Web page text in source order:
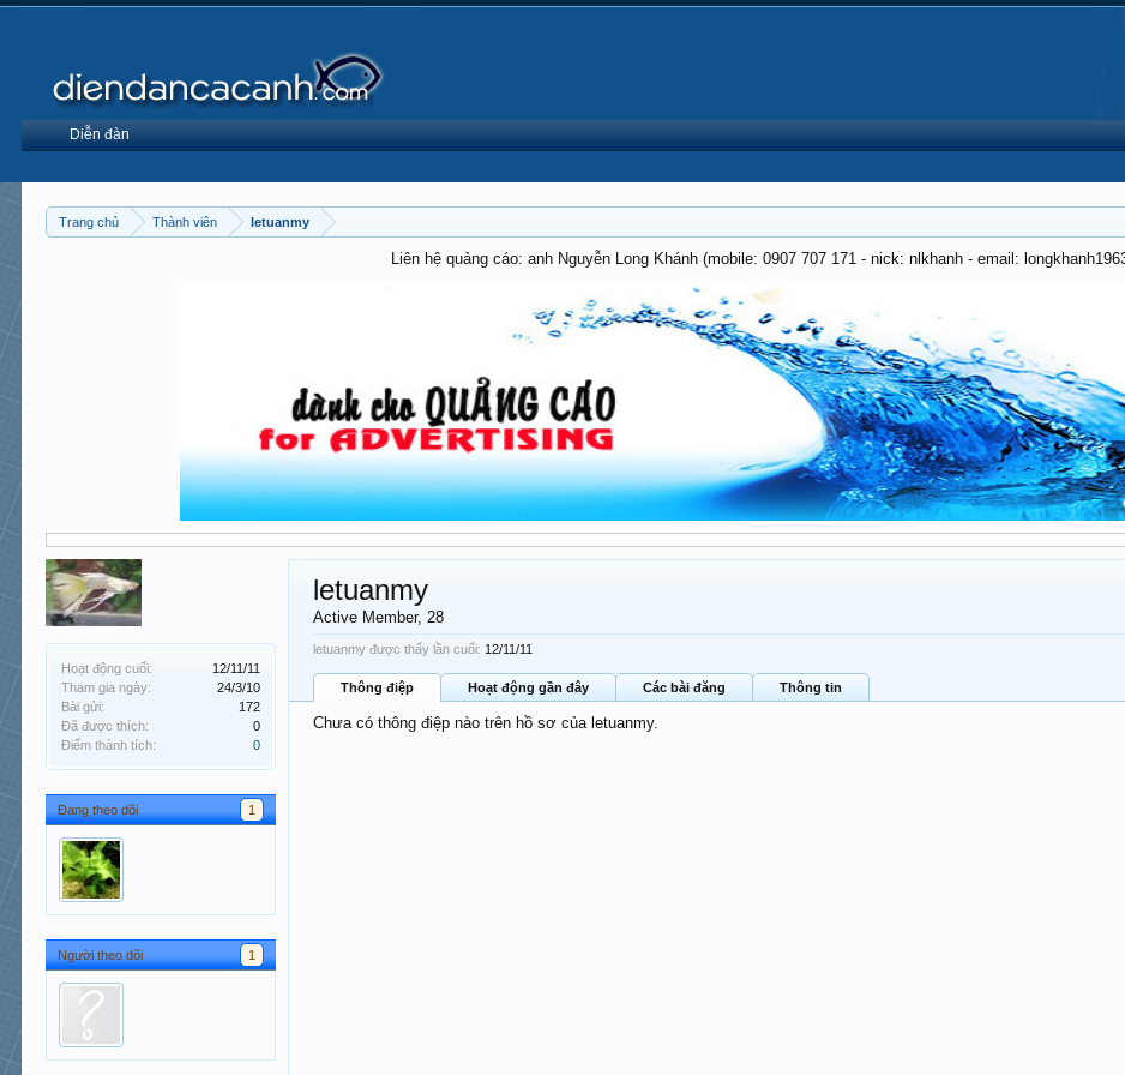
Trang chủ Thành viên letuanmy
Liên hệ quảng cáo: anh Nguyễn Long Khánh (mobile: 0907 707 171 - nick: nlkhanh - email:
Hoạt động cuối:
12/11/11
Tham gia ngày:
24/3/10
Bài gửi:
172
Đã được thích:
0
Điểm thành tích:
0
Đang theo dõi 1
Người theo dõi 1
letuanmy
Active Member, 28
letuanmy được thấy lần cuối: 12/11/11
Thông điệp Hoạt động gần đây Các bài đăng Thông tin
Chưa có thông điệp nào trên hồ sơ của letuanmy.
Diễn đàn